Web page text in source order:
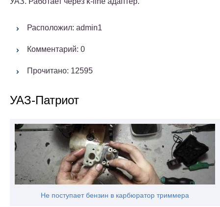
Расположил: admin1
Комментарий: 0
Прочитано: 12595
УАЗ-Патриот
Не поступает бензин в карбюратор триммера